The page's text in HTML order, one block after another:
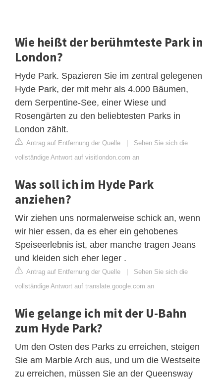
Wie heißt der berühmteste Park in
London?
Hyde Park. Spazieren Sie im zentral gelegenen
Hyde Park, der mit mehr als 4.000 Bäumen,
dem Serpentine-See, einer Wiese und
Rosengärten zu den beliebtesten Parks in
London zählt.
Antrag auf Entfernung der Quelle | Sehen Sie sich die
vollständige Antwort auf visitlondon.com an
Was soll ich im Hyde Park
anziehen?
Wir ziehen uns normalerweise schick an, wenn
wir hier essen, da es eher ein gehobenes
Speiseerlebnis ist, aber manche tragen Jeans
und kleiden sich eher leger .
Antrag auf Entfernung der Quelle | Sehen Sie sich die
vollständige Antwort auf translate.google.com an
Wie gelange ich mit der U-Bahn
zum Hyde Park?
Um den Osten des Parks zu erreichen, steigen
Sie am Marble Arch aus, und um die Westseite
zu erreichen, müssen Sie an der Queensway